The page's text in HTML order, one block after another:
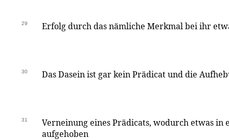
29 Erfolg durch das nämliche Merkmal bei ihr
30 Das Dasein ist gar kein Prädicat und die
31
Verneinung eines Prädicats, wodurch etwas in
aufgehoben